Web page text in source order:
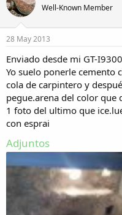
Well-Known Member
28 May 2013
Enviado desde mi GT-
Yo suelo ponerle cemento
cola de carpintero y
pegue.arena del color que
1 foto del ultimo que
con esprai
Adjuntos